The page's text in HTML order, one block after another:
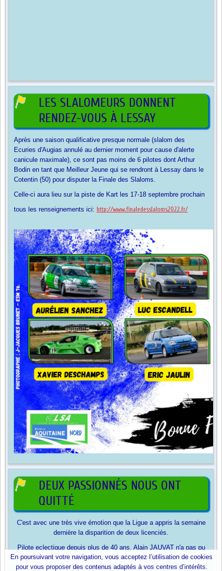
LES SLALOMEURS DONNENT
RENDEZ-VOUS À LESSAY
Après une saison qualificative presque normale (slalom des
Ecuries d'Augias annulé au dernier moment pour cause d'alerte
canicule maximale), ce sont pas moins de 6 pilotes dont Arthur
Bodin en tant que Meilleur Jeune qui se rendront à Lessay dans le
Cotentin (50) pour disputer la Finale des Slaloms.
Celle-ci aura lieu sur la piste de Kart les 17-18 septembre prochain
tous les renseignements ici: http://www.finaledesslaloms2022.fr/
DEUX PASSIONNÉS NOUS ONT
QUITTÉ
C'est avec une très vive émotion que la Ligue a appris la semaine
dernière la disparition de deux licenciés.
Pilote eclectique depuis plus de 40 ans, Alain JAUVAT n'a pas pu
gagner la course de sa vie. Le pilote à la HONDA Civic rouge va
terriblement nous manquer
En poursuivant votre navigation, vous acceptez l’utilisation de cookies
pour vous proposer des contenus adaptés à vos centres d’intérêts.